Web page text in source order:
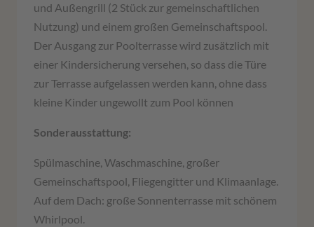
und Außengrill (2 Stück zur gemeinschaftlichen
Nutzung) und einem großen Gemeinschaftspool.
Der Ausgang zur Poolterrasse wird zusätzlich mit
einer Kindersicherung versehen, so dass die Türe
zur Terrasse aufgelassen werden kann, ohne dass
kleine Kinder ungewollt zum Pool können
Sonderausstattung:
Spülmaschine, Waschmaschine, großer
Gemeinschaftspool, Fliegengitter und Klimaanlage.
Auf dem Dach: große Sonnenterrasse mit schönem
Whirlpool.